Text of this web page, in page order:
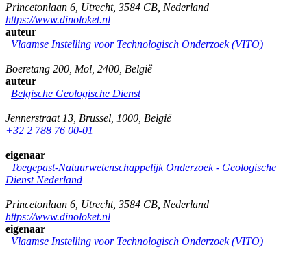
Princetonlaan 6 Utrecht, 3584 CB Nederland
https://www.dinoloket.nl
auteur
Vlaamse Instelling voor Technologisch Onderzoek (VITO)
Boeretang 200 Mol 2400 België
auteur
Belgische Geologische Dienst
Jennerstraat 13 Brussel 1000 België
+32 2 788 76 00-01
eigenaar
Toegepast-Natuurwetenschappelijk Onderzoek - Geologische
Dienst Nederland
Princetonlaan 6 Utrecht, 3584 CB Nederland
https://www.dinoloket.nl
eigenaar
Vlaamse Instelling voor Technologisch Onderzoek (VITO)